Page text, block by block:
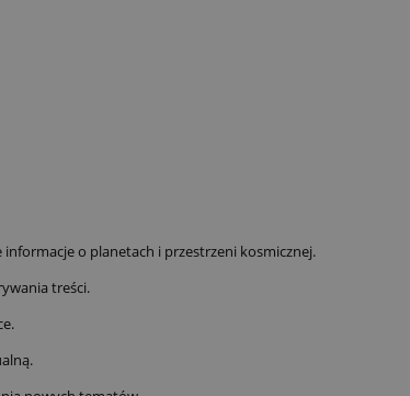
o planetach i przestrzeni kosmicznej.
treści.